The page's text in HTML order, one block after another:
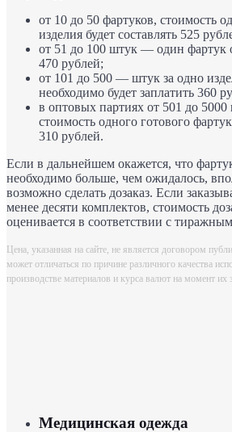
от 10 до 50 фартуков, стоимость
изделия будет составлять 525
от 51 до 100 штук — один фартук
470 рублей;
от 101 до 500 — штук за одно
необходимо будет заплатить 360
в оптовых партиях от 501 до 5000
стоимость одного готового
310 рублей.
Если в дальнейшем окажется, что
необходимо больше, чем ожидалось,
возможно сделать дозаказ. Если
менее десяти комплектов, стоимость
оценивается в соответствии с
Цена, указанная на сайте, не является договором
может отличаться по причине различного качества
производстве материалов и курса валют на момент их
Медицинская одежда